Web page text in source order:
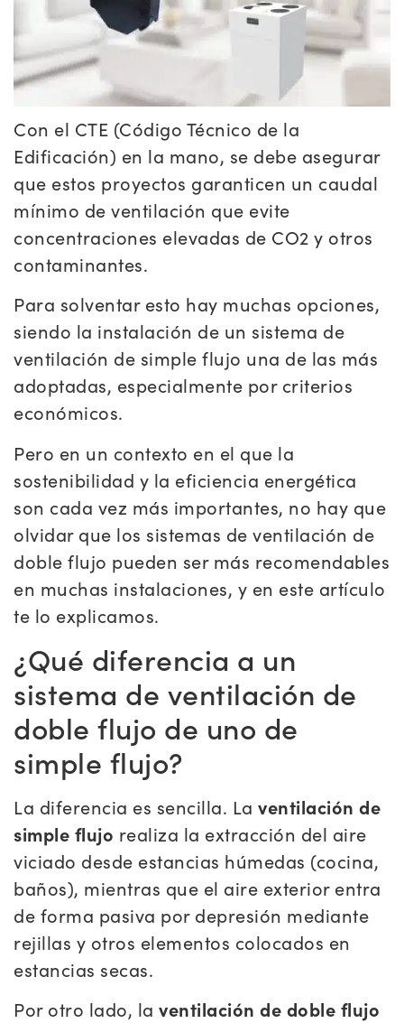
Con el CTE (Código Técnico de la
Edificación) en la mano, se debe asegurar
que estos proyectos garanticen un caudal
mínimo de ventilación que evite
concentraciones elevadas de CO2 y otros
contaminantes.
Para solventar esto hay muchas opciones,
siendo la instalación de un sistema de
ventilación de simple flujo una de las más
adoptadas, especialmente por criterios
económicos.
Pero en un contexto en el que la
sostenibilidad y la eficiencia energética
son cada vez más importantes, no hay que
olvidar que los sistemas de ventilación de
doble flujo pueden ser más recomendables
en muchas instalaciones, y en este artículo
te lo explicamos.
¿Qué diferencia a un
sistema de ventilación de
doble flujo de uno de
simple flujo?
La diferencia es sencilla. La ventilación de
simple flujo realiza la extracción del aire
viciado desde estancias húmedas (cocina,
baños), mientras que el aire exterior entra
de forma pasiva por depresión mediante
rejillas y otros elementos colocados en
estancias secas.
Por otro lado, la ventilación de doble flujo